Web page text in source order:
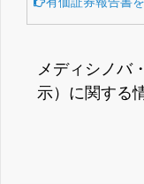
メディシノバ
示）に関する